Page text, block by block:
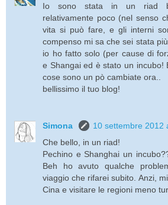
Io sono stata in un riad
relativamente poco (nel senso
vita si può fare, e gli interni
compenso mi sa che sei stata
io ho fatto solo (per cause di
e Shangai ed è stato un incubo!
cose sono un pò cambiate ora..
bellissimo il tuo blog!
Simona
10 settembre 2012
Che bello, in un riad!
Pechino e Shanghai un
Beh ho avuto qualche
viaggio che rifarei subito. Anzi,
Cina e visitare le regioni meno